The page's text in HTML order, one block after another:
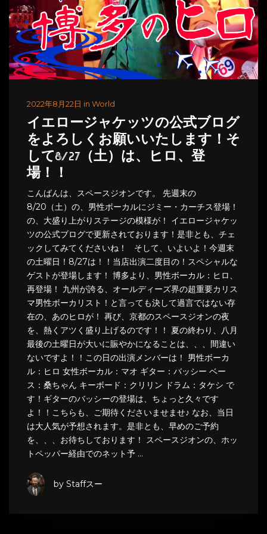
2022年8月22日 in World
イエロージャケッツの公式ブログ
をよろしくお願いいたします！そ
して8/27（土）は、ヒロ、登
場！！
こんばんは、スペースジオンです。 先週末の
8/20（土）の、男性ボーカルにジミー・カーチス登場！
の、大盛り上がりステージの模様が！ イエロージャケッ
ツの公式ブログで更新されております！是非とも、チェ
ックしてみてくださいね！ そして、いよいよ！今週末
の土曜日！8/27は！！当店出演二度目の！スペシャルな
ゲストが登場します！ 博多より、男性ボーカル：ヒロ、
再登場！ 九州が誇る、オールディーズ界の超重要カリス
マ男性ボーカリスト！と言っても決して過言ではない存
在の、あのヒロが！ 再び、京都のスペースジオンの夜
を、熱くアツく盛り上げるのです！！ 夏の終わり、八月
最後の土曜日が大いに賑やかになることは、、、間違い
ないですよ！！この日の出演メンバーは！ 男性ボーカ
ル：ヒロ 女性ボーカル：マオ ギター：バッシー ベー
ス：桑ちゃん キーボード：クリリン ドラム：タケシ で
す！ギターのバッシーの登場は、ちょっと久々です
よ！！こちらも、ご期待くださいませませ♪ なお、当日
は大人気が予想されます。是非とも、早めのご予約
を、、、お待ちしております！ スペースジオンの、ホッ
トペッパー経由でのネット予 …
by Staffスー